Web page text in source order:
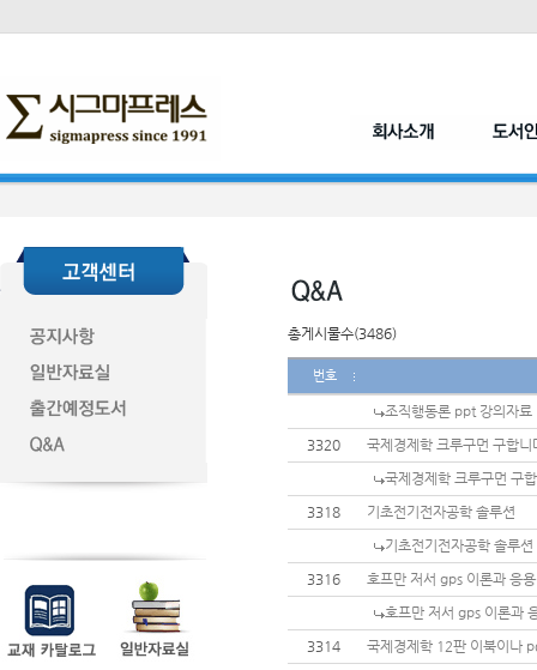
총게시물수(3486)
번호
조직행동론 ppt 강의자료
3320
국제경제학 크루구먼 구합니
국제경제학 크루구먼 구
3318
기초전기전자공학 솔루션
기초전기전자공학 솔루션
3316
호프만 저서 gps 이론과 응
호프만 저서 gps 이론과
3314
국제경제학 12판 이북이나